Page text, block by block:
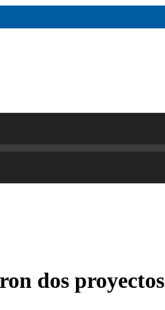
dos proyectos